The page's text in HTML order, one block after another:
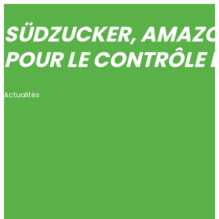
SÜDZUCKER,
POUR LE CONTRÔLE
Actualités